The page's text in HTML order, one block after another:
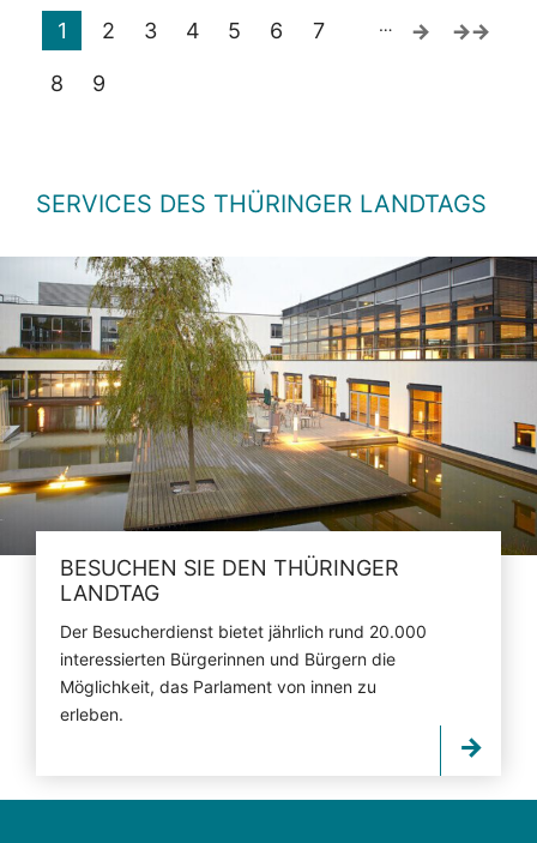
1 2 3 4 5 6 7
8 9
…
SERVICES DES THÜRINGER LANDTAGS
BESUCHEN SIE DEN THÜRINGER
LANDTAG
Der Besucherdienst bietet jährlich rund 20.000
interessierten Bürgerinnen und Bürgern die
Möglichkeit, das Parlament von innen zu
erleben.